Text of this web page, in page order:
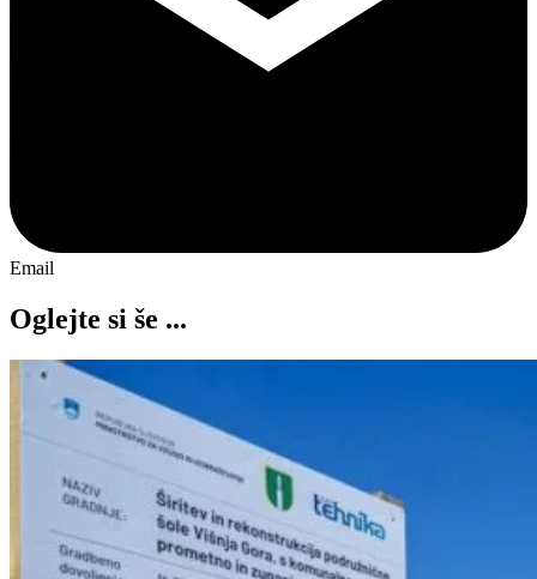
Email
Oglejte si še ...